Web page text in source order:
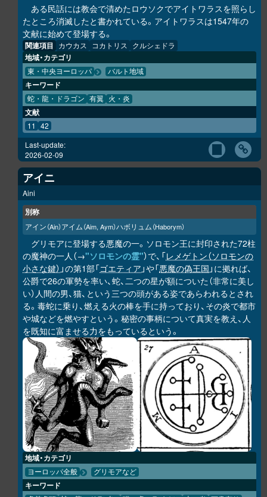
ある民話には教会で清めたロウソクでアイトワラスを照らし
たところ消滅したと書かれている。アイトワラスは1547年の
文献に始めて登場する。
関連項目 カウカス コカトリス クルシェドラ
地域・カテゴリ
東・中央ヨーロッパ バルト地域
キーワード
蛇・龍・ドラゴン 有翼 火・炎
文献
11 42
Last-update:
2026-02-09
アイニ
Aini
別称
アイン（Ain）アイム（Aim, Aym）ハボリュム（Haborym）
グリモアに登場する悪魔の一。ソロモン王に封印された72柱
の魔神の一人（→"ソロモンの霊"）で、「レメゲトン（ソロモンの
小さな鍵） 」の第1部「ゴエティア 」や「悪魔の偽王国 」に拠れば、
公爵で26の軍勢を率い、蛇、二つの星が額についた（非常に美し
い）人間の男、猫、という三つの頭がある姿であらわれるとされ
る。毒蛇に乗り、燃える火の棒を手に持っており、その炎で都市
や城などを燃やすという。秘密の事柄について真実を教え、人
を既知に富ませる力をもっているという。
地域・カテゴリ
ヨーロッパ全般 グリモアなど
キーワード